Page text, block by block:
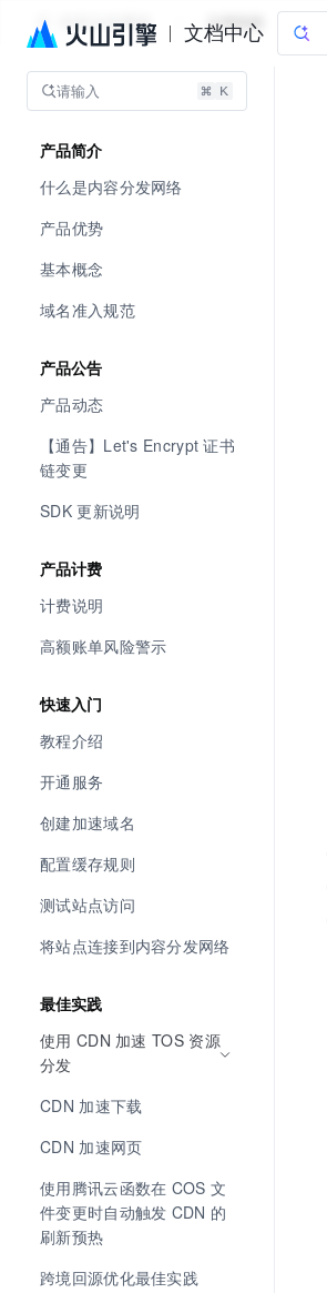
文档中心
内容分发网络 文档指南
请输入
产品简介
什么是内容分发网络
产品优势
基本概念
域名准入规范
产品公告
产品动态
【通告】Let's Encrypt 证书
链变更
SDK 更新说明
产品计费
计费说明
高额账单风险警示
快速入门
教程介绍
开通服务
创建加速域名
配置缓存规则
测试站点访问
将站点连接到内容分发网络
最佳实践
使用 CDN 加速 TOS 资源
分发
CDN 加速下载
CDN 加速网页
使用腾讯云函数在 COS 文
件变更时自动触发 CDN 的
刷新预热
跨境回源优化最佳实践